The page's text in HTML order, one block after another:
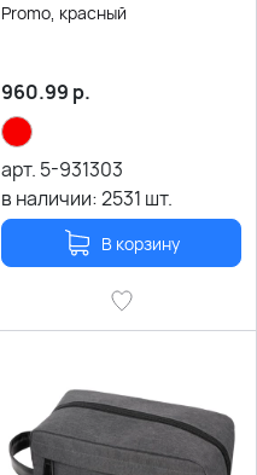
Promo, красный
960.99 р.
арт. 5-931303
в наличии:2531 шт.
В корзину